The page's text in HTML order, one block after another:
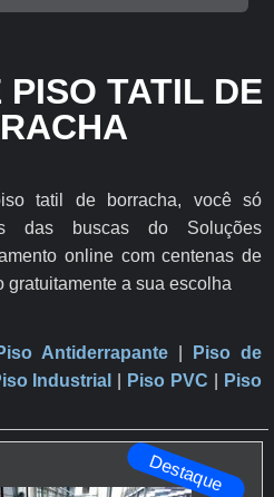
TATIL DE
tatil de borracha, você só
das buscas do Soluções
online com centenas de
gratuitamente a sua escolha
Antiderrapante​ |
Piso de
Industrial Piso PVC
Piso
Destaque